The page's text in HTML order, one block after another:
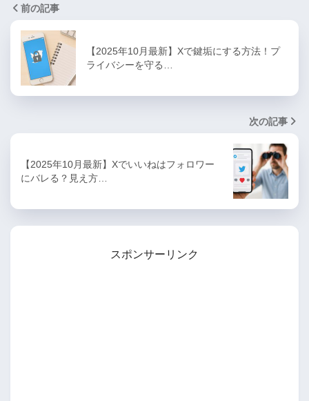
前の記事
【2025年10月最新】Xで鍵垢にする方法！プ
ライバシーを守る…
次の記事
【2025年10月最新】Xでいいねはフォロワー
にバレる？見え方…
スポンサーリンク